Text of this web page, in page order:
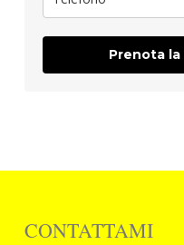
Prenota
CONTATTAMI